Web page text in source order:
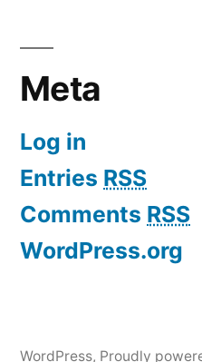
Meta
Log in
Entries RSS
Comments RSS
WordPress.org
WordPress, Proudly